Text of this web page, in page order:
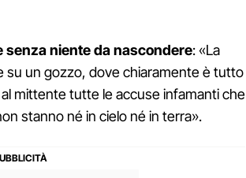
senza niente da nascondere: «La
su un gozzo, dove chiaramente è tutto
mittente tutte le accuse infamanti che
stanno né in cielo né in terra».